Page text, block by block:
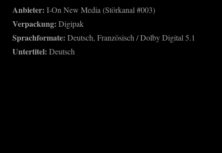
Anbieter: I-On New Media (Störkanal #003)
Verpackung: Digipak
Sprachformate: Deutsch, Französisch / Dolby Digital 5.1
Untertitel: Deutsch